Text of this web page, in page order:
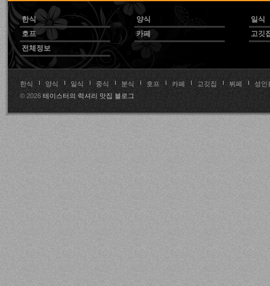
한식 양식
일식
호프
카페
고깃
전체정보
한식 양식 일식 중식 분식 호프 카페 고깃집 뷔페
성인
© 2026 테이스터의 럭셔리 맛집 블로그